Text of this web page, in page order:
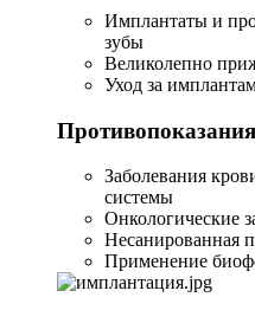
Имплантаты и
зубы
Великолепно
Уход за
Заболевания
системы
Онкологические
Несанированная
Применение